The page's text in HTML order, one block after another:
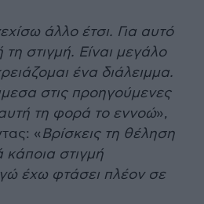
άλλο έτσι. Για αυτό
τη στιγμή. Είναι μεγάλο
ένα διάλειμμα.
στις προηγούμενες
αυτή τη φορά το εννοώ»,
«Bρίσκεις τη θέληση
στιγμή
έχω φτάσει πλέον σε